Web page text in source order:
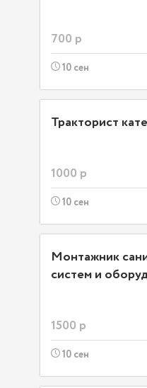
700 р
10 сен
Тракторист
1000 р
10 сен
Монтажник
систем и
1500 р
10 сен